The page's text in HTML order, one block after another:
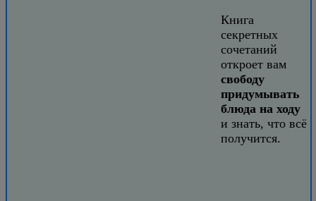
Книга
секретных
сочетаний
откроет вам
свободу
придумывать
блюда на ходу
и знать, что всё
получится.